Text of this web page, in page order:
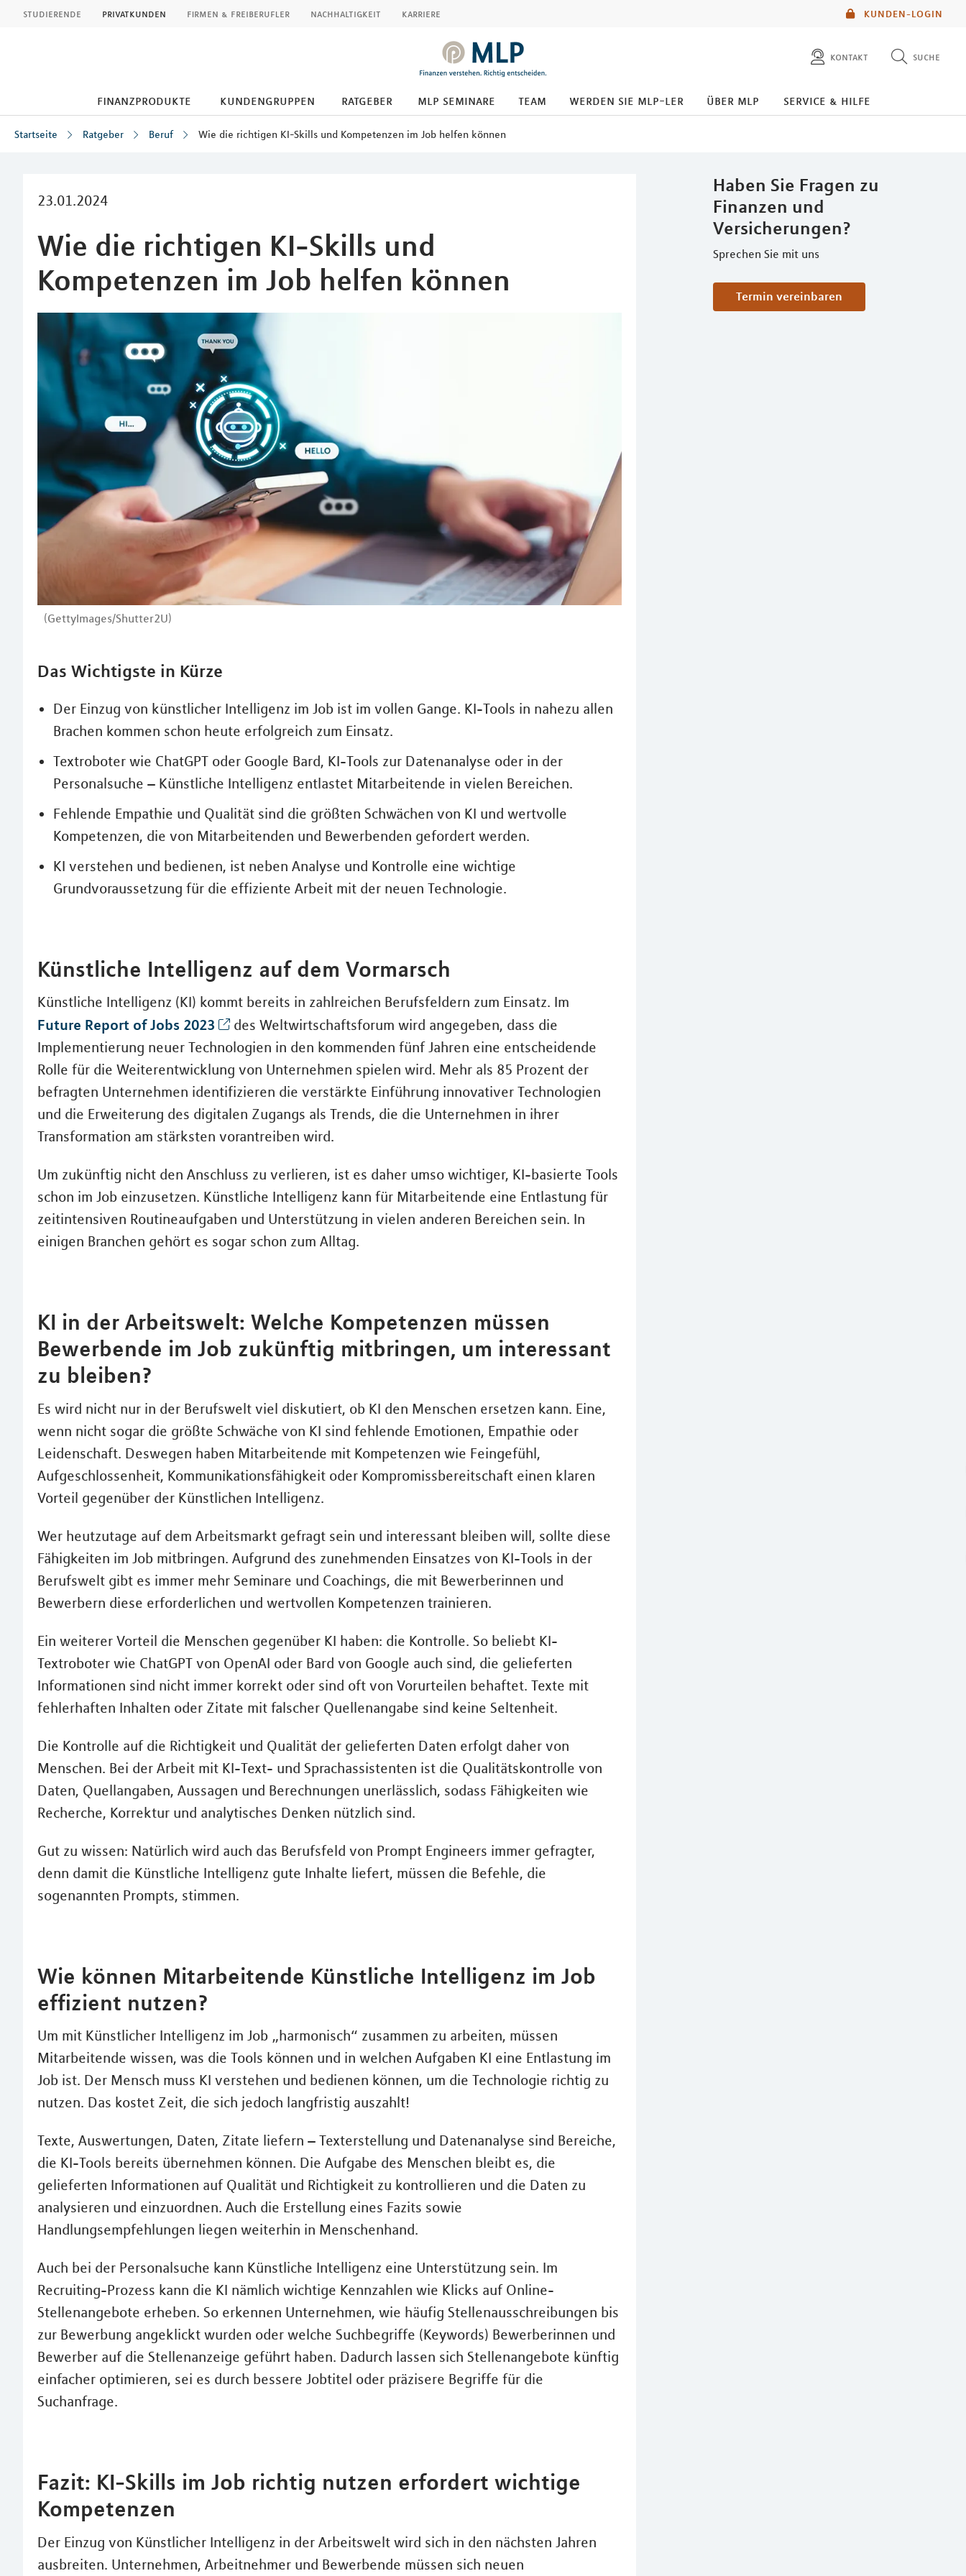
KUNDEN-LOGIN
studierende privatkunden firmen & freiberufler nachhaltigkeit karriere
kontakt suche
diese website durchsuchen
finanzprodukte kundengruppen ratgeber mlp seminare team werden sie mlp-ler über mlp service & hilfe
Startseite Ratgeber Beruf Wie die richtigen KI-Skills und Kompetenzen im Job helfen können
23.01.2024
Wie die richtigen KI-Skills und
Kompetenzen im Job helfen können
(GettyImages/Shutter2U)
Haben Sie Fragen zu
Finanzen und
Versicherungen?
Sprechen Sie mit uns
Termin vereinbaren
Das Wichtigste in Kürze
Der Einzug von künstlicher Intelligenz im Job ist im vollen Gange. KI-Tools in nahezu allen
Brachen kommen schon heute erfolgreich zum Einsatz.
Textroboter wie ChatGPT oder Google Bard, KI-Tools zur Datenanalyse oder in der
Personalsuche – Künstliche Intelligenz entlastet Mitarbeitende in vielen Bereichen.
Fehlende Empathie und Qualität sind die größten Schwächen von KI und wertvolle
Kompetenzen, die von Mitarbeitenden und Bewerbenden gefordert werden.
KI verstehen und bedienen, ist neben Analyse und Kontrolle eine wichtige
Grundvoraussetzung für die effiziente Arbeit mit der neuen Technologie.
Künstliche Intelligenz auf dem Vormarsch
Künstliche Intelligenz (KI) kommt bereits in zahlreichen Berufsfeldern zum Einsatz. Im
Future Report of Jobs 2023
des Weltwirtschaftsforum wird angegeben, dass die
Implementierung neuer Technologien in den kommenden fünf Jahren eine entscheidende
Rolle für die Weiterentwicklung von Unternehmen spielen wird. Mehr als 85 Prozent der
befragten Unternehmen identifizieren die verstärkte Einführung innovativer Technologien
und die Erweiterung des digitalen Zugangs als Trends, die die Unternehmen in ihrer
Transformation am stärksten vorantreiben wird.
Um zukünftig nicht den Anschluss zu verlieren, ist es daher umso wichtiger, KI-basierte Tools
schon im Job einzusetzen. Künstliche Intelligenz kann für Mitarbeitende eine Entlastung für
zeitintensiven Routineaufgaben und Unterstützung in vielen anderen Bereichen sein. In
einigen Branchen gehört es sogar schon zum Alltag.
KI in der Arbeitswelt: Welche Kompetenzen müssen
Bewerbende im Job zukünftig mitbringen, um interessant
zu bleiben?
Es wird nicht nur in der Berufswelt viel diskutiert, ob KI den Menschen ersetzen kann. Eine,
wenn nicht sogar die größte Schwäche von KI sind fehlende Emotionen, Empathie oder
Leidenschaft. Deswegen haben Mitarbeitende mit Kompetenzen wie Feingefühl,
Aufgeschlossenheit, Kommunikationsfähigkeit oder Kompromissbereitschaft einen klaren
Vorteil gegenüber der Künstlichen Intelligenz.
Wer heutzutage auf dem Arbeitsmarkt gefragt sein und interessant bleiben will, sollte diese
Fähigkeiten im Job mitbringen. Aufgrund des zunehmenden Einsatzes von KI-Tools in der
Berufswelt gibt es immer mehr Seminare und Coachings, die mit Bewerberinnen und
Bewerbern diese erforderlichen und wertvollen Kompetenzen trainieren.
Ein weiterer Vorteil die Menschen gegenüber KI haben: die Kontrolle. So beliebt KI-
Textroboter wie ChatGPT von OpenAI oder Bard von Google auch sind, die gelieferten
Informationen sind nicht immer korrekt oder sind oft von Vorurteilen behaftet. Texte mit
fehlerhaften Inhalten oder Zitate mit falscher Quellenangabe sind keine Seltenheit.
Die Kontrolle auf die Richtigkeit und Qualität der gelieferten Daten erfolgt daher von
Menschen. Bei der Arbeit mit KI-Text- und Sprachassistenten ist die Qualitätskontrolle von
Daten, Quellangaben, Aussagen und Berechnungen unerlässlich, sodass Fähigkeiten wie
Recherche, Korrektur und analytisches Denken nützlich sind.
Gut zu wissen: Natürlich wird auch das Berufsfeld von Prompt Engineers immer gefragter,
denn damit die Künstliche Intelligenz gute Inhalte liefert, müssen die Befehle, die
sogenannten Prompts, stimmen.
Wie können Mitarbeitende Künstliche Intelligenz im Job
effizient nutzen?
Um mit Künstlicher Intelligenz im Job „harmonisch“ zusammen zu arbeiten, müssen
Mitarbeitende wissen, was die Tools können und in welchen Aufgaben KI eine Entlastung im
Job ist. Der Mensch muss KI verstehen und bedienen können, um die Technologie richtig zu
nutzen. Das kostet Zeit, die sich jedoch langfristig auszahlt!
Texte, Auswertungen, Daten, Zitate liefern – Texterstellung und Datenanalyse sind Bereiche,
die KI-Tools bereits übernehmen können. Die Aufgabe des Menschen bleibt es, die
gelieferten Informationen auf Qualität und Richtigkeit zu kontrollieren und die Daten zu
analysieren und einzuordnen. Auch die Erstellung eines Fazits sowie
Handlungsempfehlungen liegen weiterhin in Menschenhand.
Auch bei der Personalsuche kann Künstliche Intelligenz eine Unterstützung sein. Im
Recruiting-Prozess kann die KI nämlich wichtige Kennzahlen wie Klicks auf Online-
Stellenangebote erheben. So erkennen Unternehmen, wie häufig Stellenausschreibungen bis
zur Bewerbung angeklickt wurden oder welche Suchbegriffe (Keywords) Bewerberinnen und
Bewerber auf die Stellenanzeige geführt haben. Dadurch lassen sich Stellenangebote künftig
einfacher optimieren, sei es durch bessere Jobtitel oder präzisere Begriffe für die
Suchanfrage.
Fazit: KI-Skills im Job richtig nutzen erfordert wichtige
Kompetenzen
Der Einzug von Künstlicher Intelligenz in der Arbeitswelt wird sich in den nächsten Jahren
ausbreiten. Unternehmen, Arbeitnehmer und Bewerbende müssen sich neuen